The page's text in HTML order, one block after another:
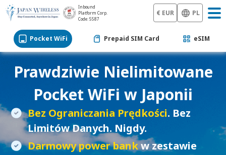
Inbound
Platform Corp.
Code: 5587
€ EUR PL
Pocket WiFi Prepaid SIM Card eSIM
Prawdziwie Nielimitowane
Pocket WiFi w Japonii
Bez Ograniczania Prędkości. Bez
Limitów Danych. Nigdy.
Darmowy power bankw zestawie